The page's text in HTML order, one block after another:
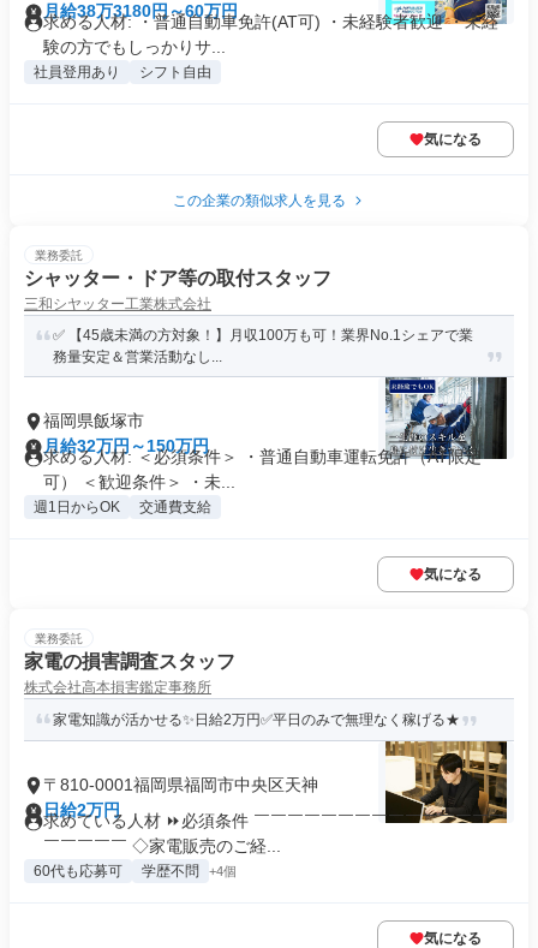
月給38万3180円～60万円
求める人材: ・普通自動車免許(AT可) ・未経験者歓迎 ・未経
験の方でもしっかりサ...
社員登用あり シフト自由
気になる
この企業の類似求人を見る
業務委託
シャッター・ドア等の取付スタッフ
三和シヤッター工業株式会社
✅ 【45歳未満の方対象！】月収100万も可！業界No.1シェアで業
務量安定＆営業活動なし...
福岡県飯塚市
月給32万円～150万円
求める人材: ＜必須条件＞ ・普通自動車運転免許（AT限定
可） ＜歓迎条件＞ ・未...
週1日からOK 交通費支給
気になる
業務委託
家電の損害調査スタッフ
株式会社高本損害鑑定事務所
家電知識が活かせる✨日給2万円✅平日のみで無理なく稼げる★
〒810-0001福岡県福岡市中央区天神
日給2万円
求めている人材 ⏩必須条件 ￣￣￣￣￣￣￣￣￣￣￣￣￣￣￣
￣￣￣￣￣ ◇家電販売のご経...
60代も応募可 学歴不問 +4個
気になる